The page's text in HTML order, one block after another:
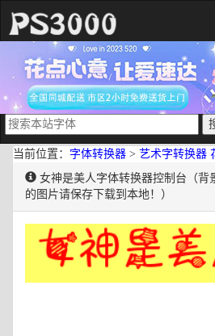
当前位置： 字体转换器 > 艺术字转换器
女神是美人字体转换器控制台（背
的图片请保存下载到本地！）